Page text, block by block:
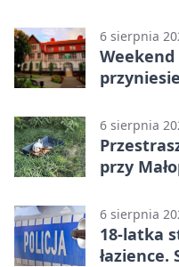
6 sierpnia
6 sierpnia
przy
6 sierpnia
18-latka
łazience.